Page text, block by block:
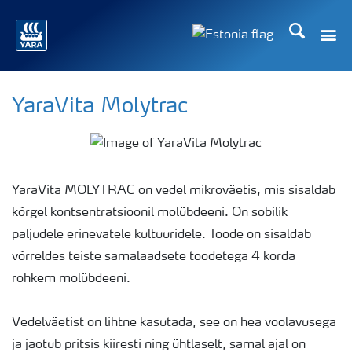
Otsi
YaraVita Molytrac
YaraVita MOLYTRAC on vedel mikroväetis, mis sisaldab
kõrgel kontsentratsioonil molübdeeni. On sobilik
paljudele erinevatele kultuuridele. Toode on sisaldab
võrreldes teiste samalaadsete toodetega 4 korda
rohkem molübdeeni.
Vedelväetist on lihtne kasutada, see on hea voolavusega
ja jaotub pritsis kiiresti ning ühtlaselt, samal ajal on